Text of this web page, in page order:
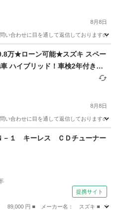
8月8日
い合わせに目を通して返信しております
ラパン 車両
万★ローン可能★スズキ スペー
ハイブリッド！車検2年付き！
！
8月8日
い合わせに目を通して返信しております
車両
－１ キーレス ＣＤチューナー
提携サイト
89,000 円 ■ メーカー名： スズキ ■